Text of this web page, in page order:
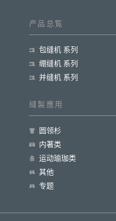
产品总覧
包缝机 系列
绷缝机 系列
并缝机 系列
縫製應用
圆领杉
内著类
运动瑜珈类
其他
专题